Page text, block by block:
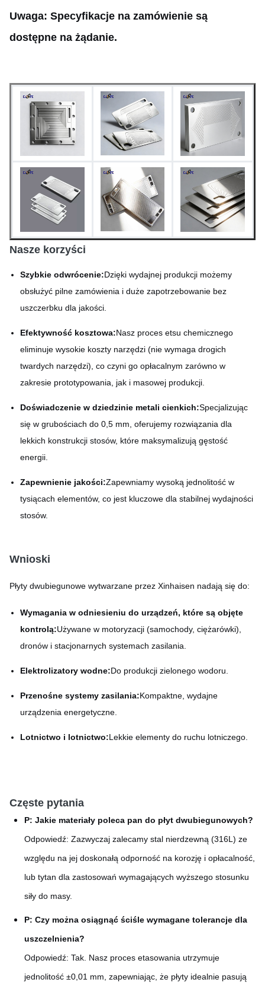
Min. otwór (dziura) 00,03 mm
Tolerancja wymiarowa
Czas realizacji
dostępna produkcja
masowa
Wykończenie powierzchni
W formie wygrawerowanej,
pasywowanej lub specjalnej
obróbki powierzchni
Uwaga: Specyfikacje na zamówienie są
dostępne na żądanie.
Nasze korzyści
Szybkie odwrócenie:Dzięki wydajnej produkcji możemy
obsłużyć pilne zamówienia i duże zapotrzebowanie bez
uszczerbku dla jakości.
Efektywność kosztowa:Nasz proces etsu chemicznego
eliminuje wysokie koszty narzędzi (nie wymaga drogich
twardych narzędzi), co czyni go opłacalnym zarówno w
zakresie prototypowania, jak i masowej produkcji.
Doświadczenie w dziedzinie metali cienkich:Specjalizując
się w grubościach do 0,5 mm, oferujemy rozwiązania dla
lekkich konstrukcji stosów, które maksymalizują gęstość
energii.
Zapewnienie jakości:Zapewniamy wysoką jednolitość w
tysiącach elementów, co jest kluczowe dla stabilnej wydajności
stosów.
Wnioski
Płyty dwubiegunowe wytwarzane przez Xinhaisen nadają się do:
Wymagania w odniesieniu do urządzeń, które są objęte
kontrolą:Używane w motoryzacji (samochody, ciężarówki),
dronów i stacjonarnych systemach zasilania.
Elektrolizatory wodne:Do produkcji zielonego wodoru.
Przenośne systemy zasilania:Kompaktne, wydajne
urządzenia energetyczne.
Lotnictwo i lotnictwo:Lekkie elementy do ruchu lotniczego.
Częste pytania
P: Jakie materiały poleca pan do płyt dwubiegunowych?
Odpowiedź: Zazwyczaj zalecamy stal nierdzewną (316L) ze
względu na jej doskonałą odporność na korozję i opłacalność,
lub tytan dla zastosowań wymagających wyższego stosunku
siły do masy.
P: Czy można osiągnąć ściśle wymagane tolerancje dla
uszczelnienia?
Odpowiedź: Tak. Nasz proces etasowania utrzymuje
jednolitość ±0,01 mm, zapewniając, że płyty idealnie pasują